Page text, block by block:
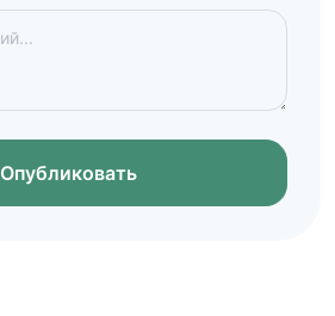
Опубликовать